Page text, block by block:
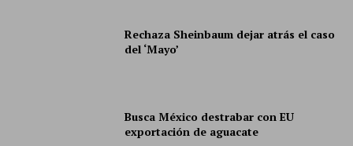
Rechaza Sheinbaum dejar atrás el caso
del ‘Mayo’
Busca México destrabar con EU
exportación de aguacate